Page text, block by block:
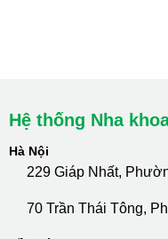
Hệ thống Nha
Hà Nội
229 Giáp Nhất,
70 Trần Thái Tông,